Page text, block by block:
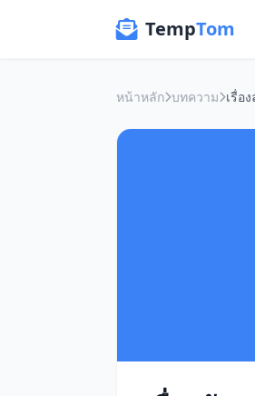
TempTom
หน้าหลัก บทความ